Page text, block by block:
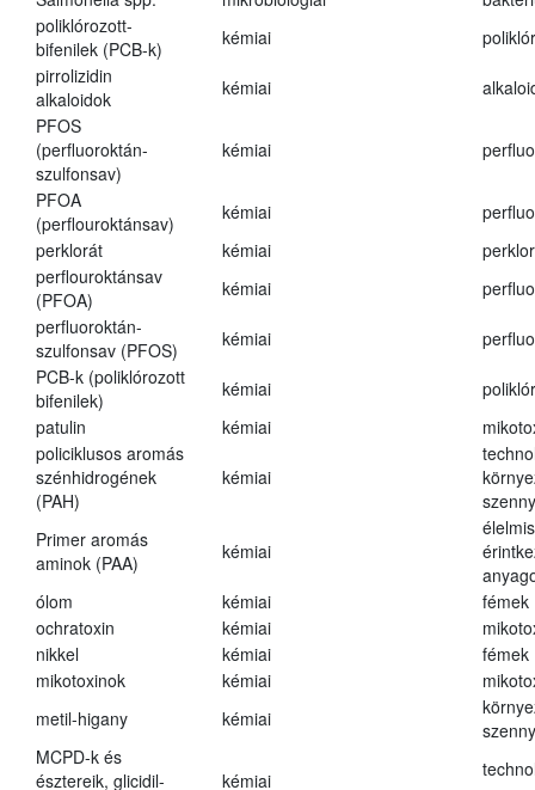
poliklórozott-
bifenilek (PCB-k)
kémiai
pirrolizidin
alkaloidok
kémiai
PFOS
(perfluoroktán-
szulfonsav)
kémiai
PFOA
(perflouroktánsav)
kémiai
perklorát
kémiai
perflouroktánsav
(PFOA)
kémiai
perfluoroktán-
szulfonsav (PFOS)
kémiai
PCB-k (poliklórozott
bifenilek)
kémiai
patulin
kémiai
policiklusos aromás
szénhidrogének
(PAH)
kémiai
Primer aromás
aminok (PAA)
kémiai
ólom
kémiai
fémek
ochratoxin
kémiai
nikkel
kémiai
fémek
mikotoxinok
kémiai
metil-higany
kémiai
MCPD-k és
észtereik, glicidil-
kémiai